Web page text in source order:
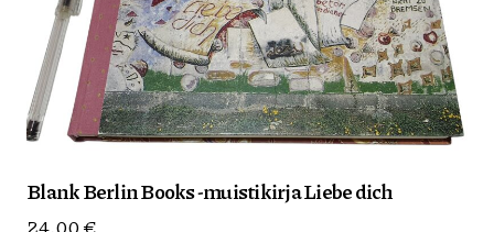
Blank Berlin Books -muistikirja Liebe dich